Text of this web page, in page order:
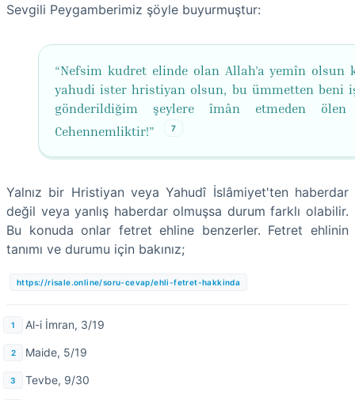
Sevgili Peygamberimiz şöyle buyurmuştur:
“Nefsim kudret elinde olan Allah’a yemîn olsun
yahudi ister hristiyan olsun, bu ümmetten beni
gönderildiğim şeylere îmân etmeden ölen
Cehennemliktir!”
7
Yalnız bir Hristiyan veya Yahudî İslâmiyet'ten haberdar
değil veya yanlış haberdar olmuşsa durum farklı olabilir.
Bu konuda onlar fetret ehline benzerler. Fetret ehlinin
tanımı ve durumu için bakınız;
https://risale.online/soru-cevap/ehli-fetret-hakkinda
Al-i İmran, 3/19
Maide, 5/19
Tevbe, 9/30